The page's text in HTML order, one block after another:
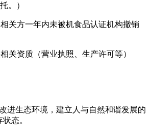
。）
关方一年内未被机食品认证机构撤销
关资质（营业执照、生产许可等）
进生态环境，建立人与自然和谐发展的
态。